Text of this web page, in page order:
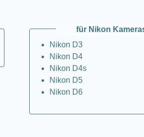
Nikon D3
Nikon D4
Nikon D4s
Nikon D5
Nikon D6